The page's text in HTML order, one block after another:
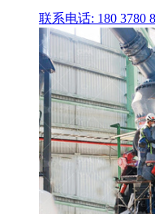
联系电话: 180 3780